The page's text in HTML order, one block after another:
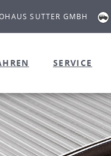
SUTTER GMBH
SERVICE